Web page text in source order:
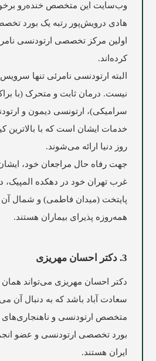
وب‌سایت این متخصص خنده‌رو
هادی درویش‌پور رتبه یک بورد
اولین مرکز تخصصی ارتودنسی
کرده‌اند.
البته ارتودنسی نامرئی تنها
نیست. درمان ثابت و متحرک (با
سرامیکی)، ارتونسی دیمون و
خدمات ایشان است که با بالاترین
روز دنیا ارائه می‌شوند.
جهت رفاه حال مراجعان خود، ایشان
غرب تهران خود در دهکده المپیک،
پایتخت (میدان فاطمی) و شمال آن
همه‌روزه پذیرای بیماران هستند.
3. دکتر احسان مهریزی
دکتر احسان مهریزی می‌تواند
سعادت آباد باشد که به دنبال آن
متخصص ارتودنسی و
بورد تخصصی ارتودنسی و عضو
ایران هستند.